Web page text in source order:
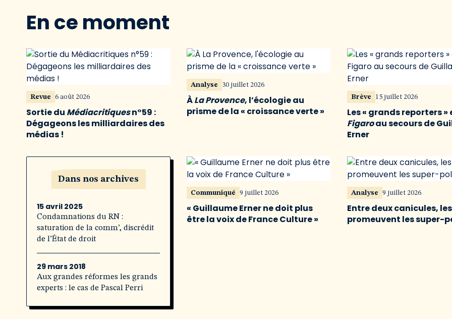
En ce moment
Revue 6 août 2026
Sortie du Médiacritiquesn°59 :
Dégageons les milliardaires des
médias !
Analyse 30 juillet 2026
ÀLa Provence, l’écologie au
prisme de la « croissance verte »
Brève 15 juillet 2026
Les « grands reporters »
Figaroau secours de
Erner
Dans nos archives
15 avril 2025
Condamnations du RN :
saturation de la comm’, discrédit
de l’État de droit
29 mars 2018
Aux grandes réformes les grands
experts : le cas de Pascal Perri
Communiqué 9 juillet 2026
« Guillaume Erner ne doit plus
être la voix de France Culture »
Analyse 9 juillet 2026
Entre deux canicules,
promeuvent les super-